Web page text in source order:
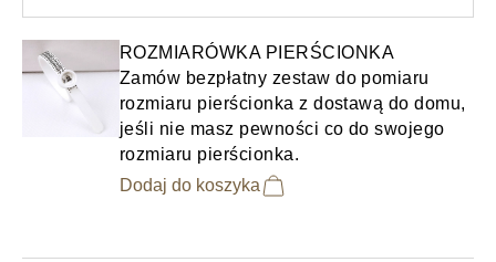
ROZMIARÓWKA PIERŚCIONKA
Zamów bezpłatny zestaw do pomiaru
rozmiaru pierścionka z dostawą do domu,
jeśli nie masz pewności co do swojego
rozmiaru pierścionka.
Dodaj do koszyka